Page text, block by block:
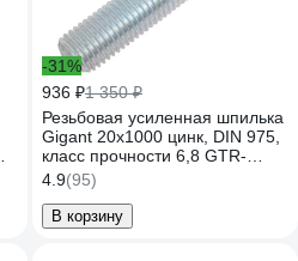
-31%
936 ₽1 350 ₽
Резьбовая усиленная шпилька
Gigant 20x1000 цинк, DIN 975,
класс прочности 6,8 GTR-
68201000
4.9(95)
В корзину